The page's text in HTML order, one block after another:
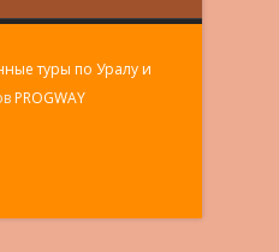
туры по Уралу и
PROGWAY